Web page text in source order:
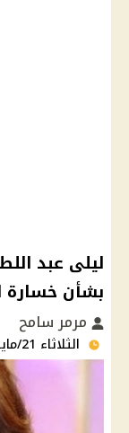
ليلى عبد
بشأن خسارة
مرمر سامح
الثلاثاء 21/مايو/2024 - 06:00 ص